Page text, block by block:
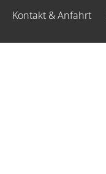
Kontakt & Anfahrt